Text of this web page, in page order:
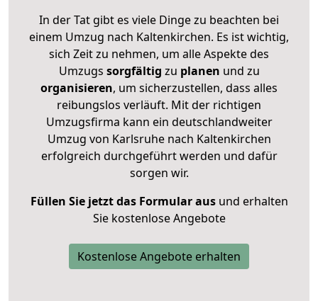
In der Tat gibt es viele Dinge zu beachten bei
einem Umzug nach Kaltenkirchen. Es ist wichtig,
sich Zeit zu nehmen, um alle Aspekte des
Umzugs sorgfältig zu planen und zu
organisieren, um sicherzustellen, dass alles
reibungslos verläuft. Mit der richtigen
Umzugsfirma kann ein deutschlandweiter
Umzug von Karlsruhe nach Kaltenkirchen
erfolgreich durchgeführt werden und dafür
sorgen wir.
Füllen Sie jetzt das Formular ausund erhalten
Sie kostenlose Angebote
Kostenlose Angebote erhalten